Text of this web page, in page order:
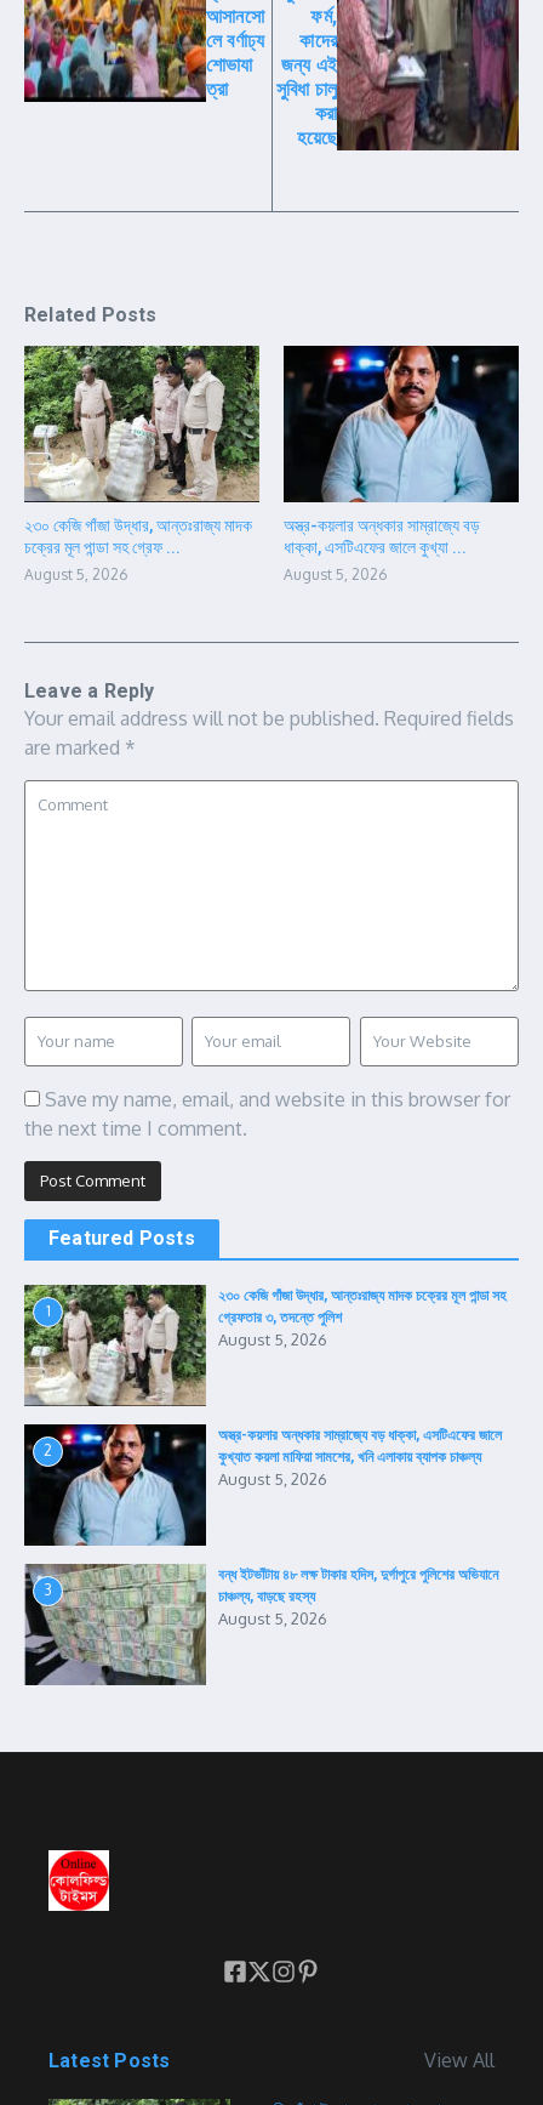
আসানসো
লে বর্ণাঢ্য
শোভাযা
ত্রা
ফর্ম,
কাদের
জন্য এই
সুবিধা চালু
করা
হয়েছে
Related Posts
২৩০ কেজি গাঁজা উদ্ধার, আন্তঃরাজ্য মাদক
চক্রের মূল পান্ডা সহ গ্রেফ ...
August 5, 2026
অস্ত্র-কয়লার অন্ধকার সাম্রাজ্যে বড়
ধাক্কা, এসটিএফের জালে কুখ্যা ...
August 5, 2026
Leave a Reply
Your email address will not be published. Required fields
are marked *
Save my name, email, and website in this browser for
the next time I comment.
Featured Posts
1
২৩০ কেজি গাঁজা উদ্ধার, আন্তঃরাজ্য মাদক চক্রের মূল পান্ডা সহ
গ্রেফতার ৩, তদন্তে পুলিশ
August 5, 2026
2
অস্ত্র-কয়লার অন্ধকার সাম্রাজ্যে বড় ধাক্কা, এসটিএফের জালে
কুখ্যাত কয়লা মাফিয়া সামশের, খনি এলাকায় ব্যাপক চাঞ্চল্য
August 5, 2026
3
বন্ধ ইটভাঁটায় ৪৮ লক্ষ টাকার হদিস, দুর্গাপুরে পুলিশের অভিযানে
চাঞ্চল্য, বাড়ছে রহস্য
August 5, 2026
Latest Posts View All